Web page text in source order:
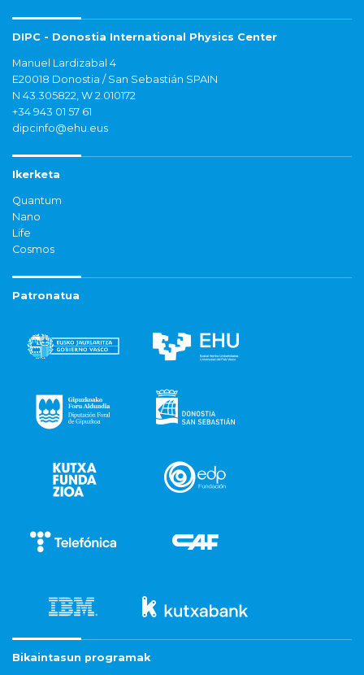
DIPC - Donostia International Physics Center
Manuel Lardizabal 4
E20018 Donostia / San Sebastián SPAIN
N 43.305822, W 2.010172
+34 943 01 57 61
dipcinfo@ehu.eus
Ikerketa
Quantum
Nano
Life
Cosmos
Patronatua
Bikaintasun programak